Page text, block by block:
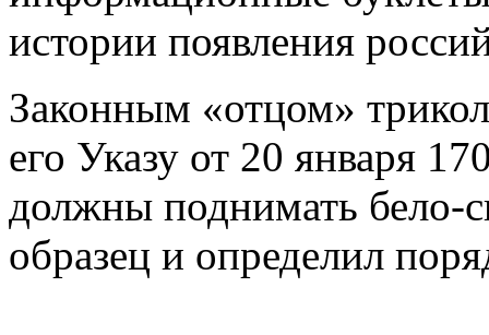
истории появления
Законным «отцом»
его Указу от 20 января
должны поднимать бело-
образец и определил